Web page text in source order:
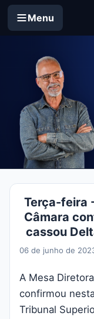
Menu
Terça-feira
Câmara
cassou
06 de junho de
A Mesa
confirmou
Tribunal